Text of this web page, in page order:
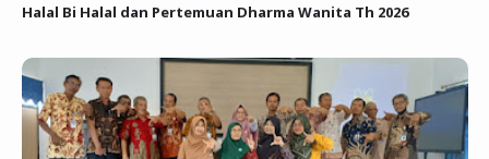
Halal Bi Halal dan Pertemuan Dharma Wanita Th 2026